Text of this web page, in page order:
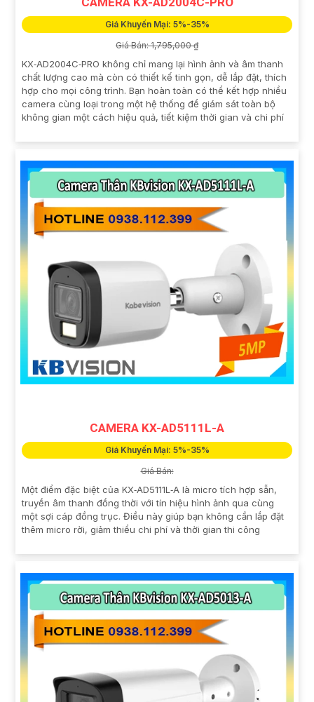
Giá Khuyến Mại: 5%-35%
Giá Bán: 1,795,000 ₫
KX‑AD2004C‑PRO không chỉ mang lại hình ảnh và âm thanh
chất lượng cao mà còn có thiết kế tinh gọn, dễ lắp đặt, thích
hợp cho mọi công trình. Bạn hoàn toàn có thể kết hợp nhiều
camera cùng loại trong một hệ thống để giám sát toàn bộ
không gian một cách hiệu quả, tiết kiệm thời gian và chi phí
CAMERA KX-AD5111L-A
Giá Khuyến Mại: 5%-35%
Giá Bán:
Một điểm đặc biệt của KX‑AD5111L‑A là micro tích hợp sẵn,
truyền âm thanh đồng thời với tín hiệu hình ảnh qua cùng
một sợi cáp đồng trục. Điều này giúp bạn không cần lắp đặt
thêm micro rời, giảm thiểu chi phí và thời gian thi công